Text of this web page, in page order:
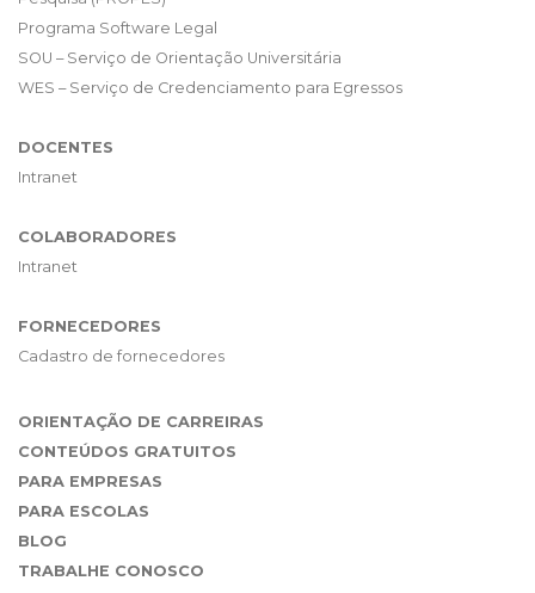
Programa Software Legal
SOU – Serviço de Orientação Universitária
WES – Serviço de Credenciamento para Egressos
DOCENTES
Intranet
COLABORADORES
Intranet
FORNECEDORES
Cadastro de fornecedores
ORIENTAÇÃO DE CARREIRAS
CONTEÚDOS GRATUITOS
PARA EMPRESAS
PARA ESCOLAS
BLOG
TRABALHE CONOSCO